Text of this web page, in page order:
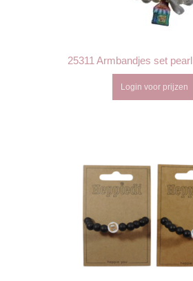
25311 Armbandjes set
Login voor prijzen